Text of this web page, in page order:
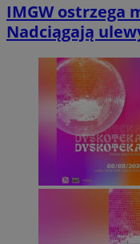
IMGW ostrzega
Nadciągają